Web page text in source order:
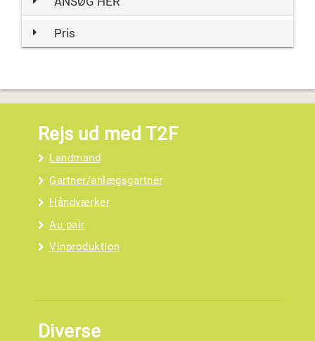
Pris
Rejs ud med T2F
Landmand
Gartner/anlægsgartner
Håndværker
Au pair
Vinproduktion
Diverse